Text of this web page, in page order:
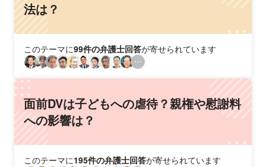
法は？
このテーマに99件の弁護士回答が寄せられています
面前DVは子どもへの虐待？親権や慰謝料
への影響は？
このテーマに195件の弁護士回答が寄せられています